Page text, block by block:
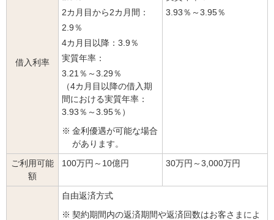
借入利率
2カ月目から2カ月間：
2.9％
4カ月目以降： 3.9％
実質年率：
3.21％～3.29％
（4カ月目以降の借入期
間における実質年率：
3.93％～3.95％）
※ 金利優遇が可能な場合
があります。
3.93％～3.95％
ご利用可能
額
100万円～10億円 30万円～3,000万円
自由返済方式
※ 契約期間内の返済期間や返済回数はお客さまによ